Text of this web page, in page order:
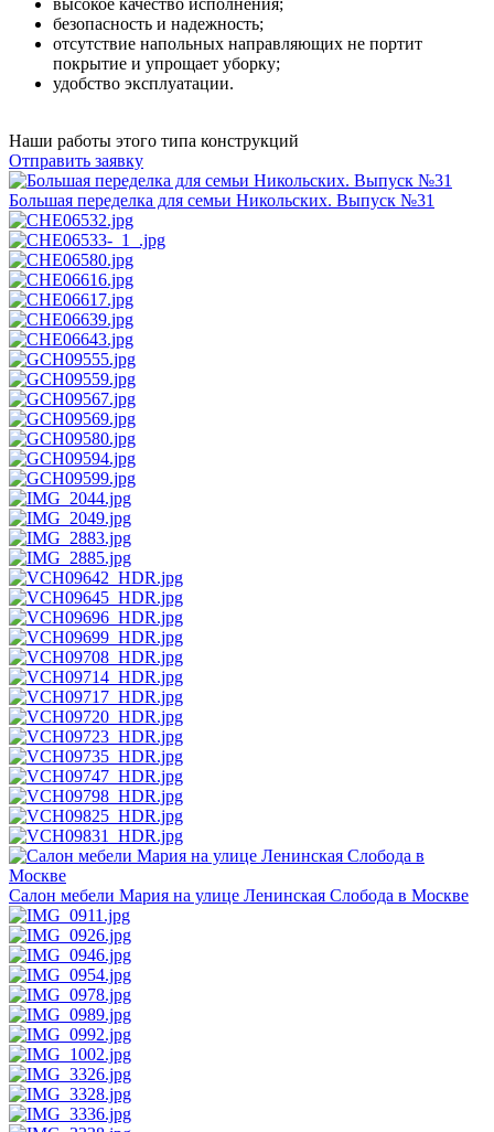
безопасность и надежность;
отсутствие напольных направляющих не портит
покрытие и упрощает уборку;
удобство эксплуатации.
Наши работы этого типа конструкций
Отправить заявку
Большая переделка для семьи Никольских. Выпуск №31
Салон мебели Мария на улице Ленинская Слобода в Москве